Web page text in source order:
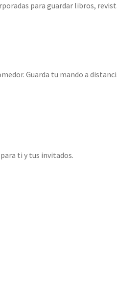
para guardar libros,
Guarda tu mando a
ti y tus invitados.